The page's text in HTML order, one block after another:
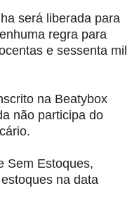
será liberada para
regra para
e sessenta mil
na Beatybox
não participa do
Sem Estoques,
na data